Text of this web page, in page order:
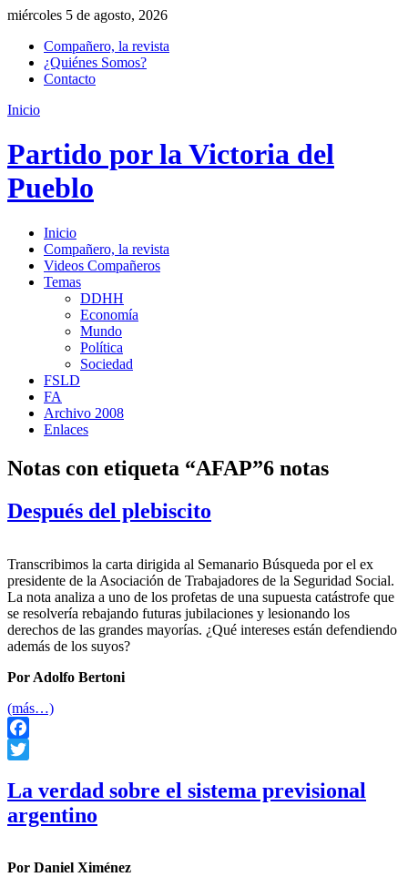
miércoles 5 de agosto, 2026
Compañero, la revista
¿Quiénes Somos?
Contacto
Inicio
Partido por la Victoria del
Pueblo
Inicio
Compañero, la revista
Videos Compañeros
Temas
DDHH
Economía
Mundo
Política
Sociedad
FSLD
FA
Archivo 2008
Enlaces
Notas con etiqueta “AFAP”6 notas
Después del plebiscito
Transcribimos la carta dirigida al Semanario Búsqueda por el ex
presidente de la Asociación de Trabajadores de la Seguridad Social.
La nota analiza a uno de los profetas de una supuesta catástrofe que
se resolvería rebajando futuras jubilaciones y lesionando los
derechos de las grandes mayorías. ¿Qué intereses están defendiendo
además de los suyos?
Por Adolfo Bertoni
(más…)
Facebook
La verdad sobre el sistema previsional
argentino
Por Daniel Ximénez